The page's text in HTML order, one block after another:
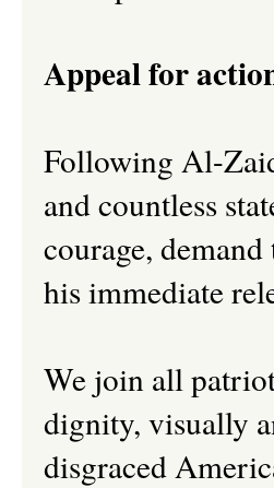
Appeal for
Following Al-
and countless
courage,
his immediate
We join all
dignity, visually
disgraced